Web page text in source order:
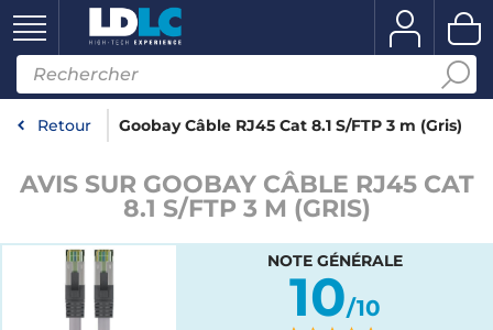
Retour Goobay Câble RJ45 Cat 8.1 S/FTP 3 m (Gris)
AVIS SUR GOOBAY CÂBLE RJ45 CAT
8.1 S/FTP 3 M (GRIS)
NOTE GÉNÉRALE
10/10